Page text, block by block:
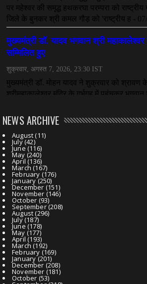
NEWS ARCHIVE
August(11)
July(42)
June(116)
May (240)
April (136)
March (167)
February (176)
January(250)
December (151)
November (146)
October (93)
September(208)
August(296)
July(187)
June(178)
May (177)
April (193)
March (192)
February (169)
January(201)
December (208)
November (181)
October (53)